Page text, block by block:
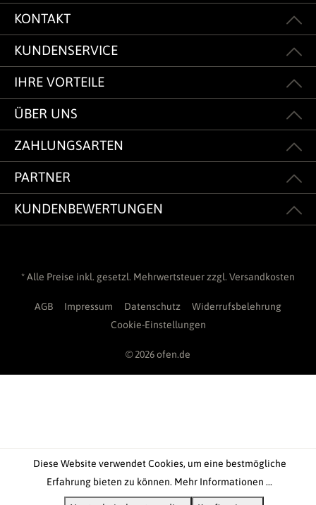
KONTAKT
KUNDENSERVICE
IHRE VORTEILE
ÜBER UNS
ZAHLUNGSARTEN
PARTNER
KUNDENBEWERTUNGEN
* Alle Preise inkl. gesetzl. Mehrwertsteuer zzgl. Versandkosten
AGB Impressum Datenschutz
Widerrufsbelehrung
Cookie-Einstellungen
© 2026 ofen.de
Diese Website verwendet Cookies, um eine bestmögliche
Erfahrung bieten zu können. Mehr Informationen ...